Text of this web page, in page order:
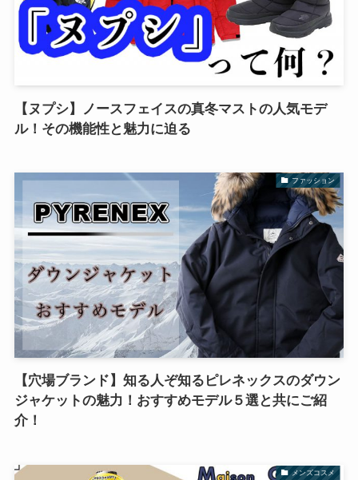
【ヌプシ】ノースフェイスの真冬マストの人気モデ
ル！その機能性と魅力に迫る
ファッション
【穴場ブランド】知る人ぞ知るピレネックスのダウン
ジャケットの魅力！おすすめモデル５選と共にご紹
介！
メンズコスメ